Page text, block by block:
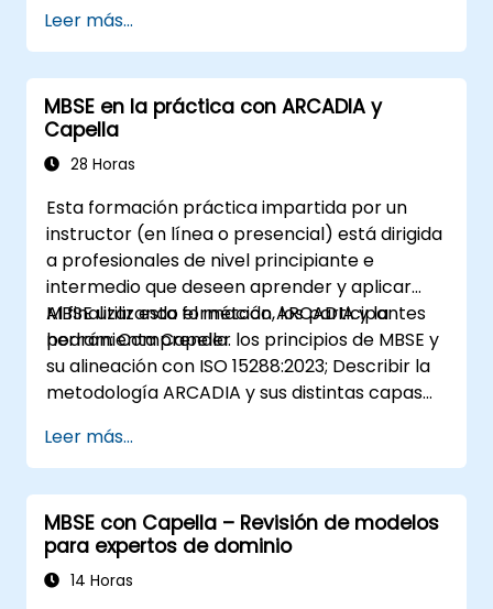
añadido de Capella en comparación con las
herramientas tradicionales basadas en
documentos; Identificar los impactos de la
adopción de MBSE en los procesos y
prácticas de ingeniería; y Comprender la
contribución de MBSE a la continuidad digital y
Leer más...
MBSE en la práctica con ARCADIA y
Capella
28 Horas
Esta formación práctica impartida por un
instructor (en línea o presencial) está dirigida
a profesionales de nivel principiante e
intermedio que deseen aprender y aplicar
MBSE utilizando el método ARCADIA y la
herramienta Capella.
Al finalizar esta formación, los participantes
podrán: Comprender los principios de MBSE y
su alineación con ISO 15288:2023; Describir la
metodología ARCADIA y sus distintas capas
necesidad operativa hasta la arquitectura
física; Utilizar Capella para construir, analizar
y gestionar modelos de sistemas;
Implementar buenas prácticas en el
modelado de sistemas mediante un caso real
Leer más...
MBSE con Capella – Revisión de modelos
para expertos de dominio
14 Horas